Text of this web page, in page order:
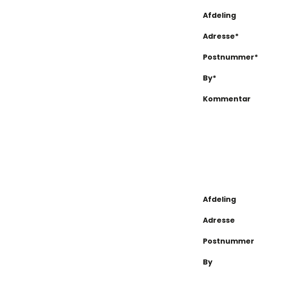
Afdeling
Adresse*
Postnummer*
By*
Kommentar
Afdeling
Adresse
Postnummer
By